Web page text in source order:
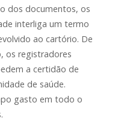
dos documentos, os
interliga um termo
ao cartório. De
os registradores
a certidão de
de saúde.
gasto em todo o